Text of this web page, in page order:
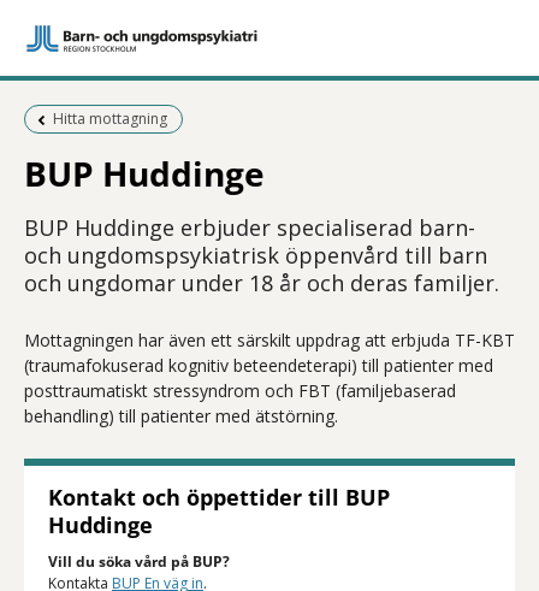
Föregående sida:
Hitta mottagning
BUP Huddinge
BUP Huddinge erbjuder specialiserad barn-
och ungdomspsykiatrisk öppenvård till barn
och ungdomar under 18 år och deras familjer.
Mottagningen har även ett särskilt uppdrag att erbjuda TF-KBT
(traumafokuserad kognitiv beteendeterapi) till patienter med
posttraumatiskt stressyndrom och FBT (familjebaserad
behandling) till patienter med ätstörning.
Kontakt och öppettider till BUP
Huddinge
Vill du söka vård på BUP?
Kontakta BUP En väg in.